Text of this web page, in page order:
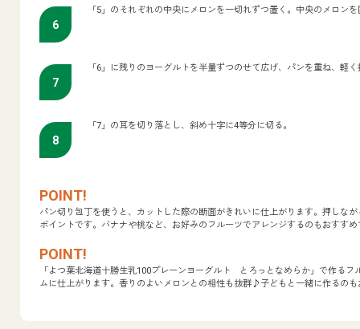
「5」のそれぞれの中央にメロンを一切れずつ置く。中央のメロン
「6」に残りのヨーグルトを半量ずつのせて広げ、パンを重ね、軽
「7」の耳を切り落とし、斜め十字に4等分に切る。
パン切り包丁を使うと、カットした際の断面がきれいに仕上がります。押しな
ポイントです。バナナや桃など、お好みのフルーツでアレンジするのもおすすめ
「よつ葉北海道十勝生乳100プレーンヨーグルト とろっとなめらか」で作る
ムに仕上がります。香りのよいメロンとの相性も抜群♪子どもと一緒に作るの